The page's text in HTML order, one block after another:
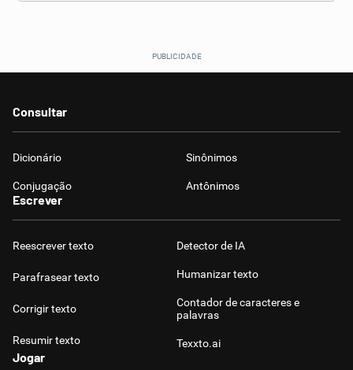
Consultar
Dicionário Sinônimos
Conjugação Antônimos
Escrever
Reescrever texto
Parafrasear texto
Corrigir texto
Resumir texto
Detector de IA
Humanizar texto
Contador de caracteres e
palavras
Texxto.ai
Jogar